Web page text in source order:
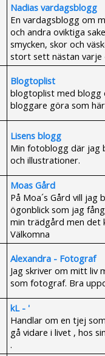
Nadias vardagsblogg
En vardagsblogg om
och andra oviktiga
smycken, skor och
stort sett nästan varje
Blogtoplist
blogtoplist med blogg
bloggare göra som
Lisens blogg
Min fotoblogg där jag
och illustrationer.
Moas Gård
På Moa´s Gård vill jag
ögonblick som jag
min trädgård men det
Välkomna
Alexandra - Fotograf
Jag skriver om mitt liv
som fotograf. Bra
kL - '
Handlar om en tjej
gå vidare i livet , hos
.